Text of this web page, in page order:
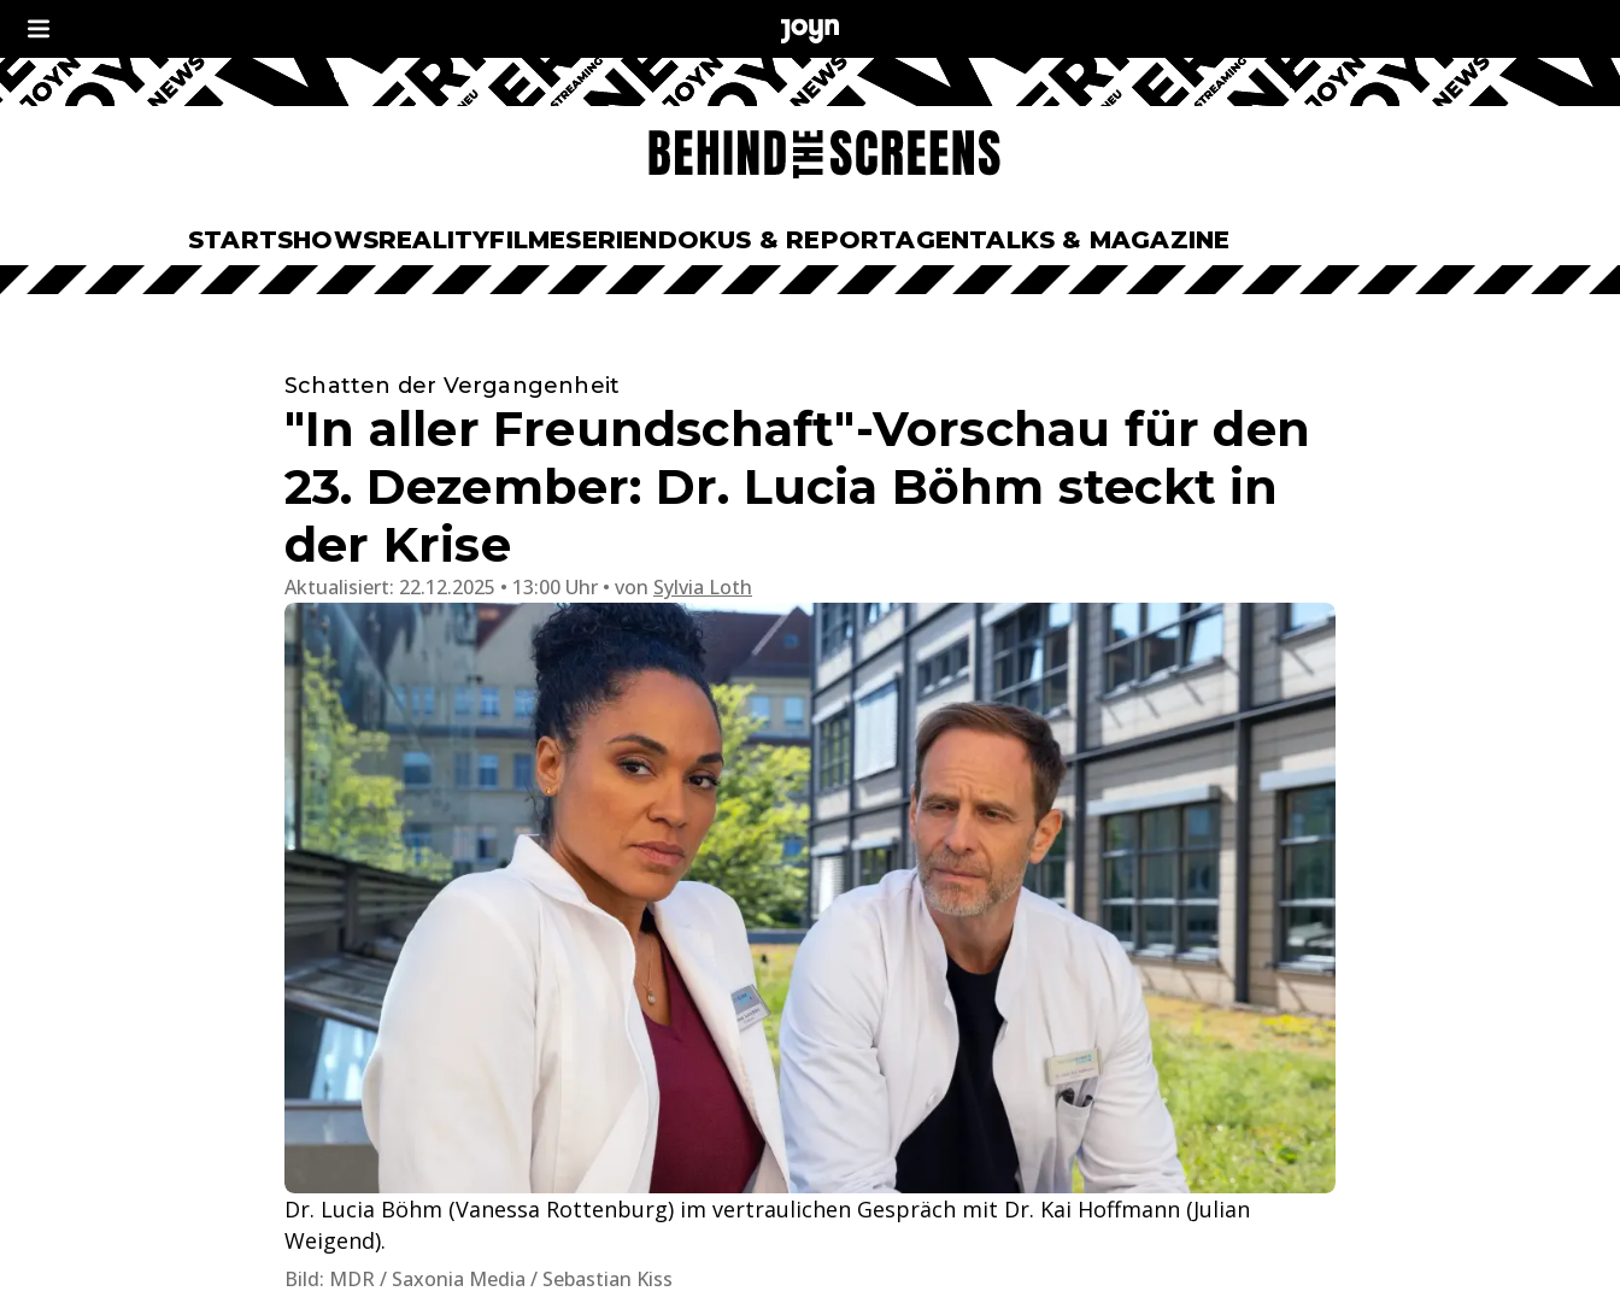
STARTSHOWSREALITYFILMESERIENDOKUS & REPORTAGENTALKS & MAGAZINE
Schatten der Vergangenheit
"In aller Freundschaft"-Vorschau für den
23. Dezember: Dr. Lucia Böhm steckt in
der Krise
Aktualisiert: 22.12.2025 • 13:00 Uhr von Sylvia Loth
Dr. Lucia Böhm (Vanessa Rottenburg) im vertraulichen Gespräch mit Dr. Kai Hoffmann (Julian
Weigend).
Bild: MDR / Saxonia Media / Sebastian Kiss